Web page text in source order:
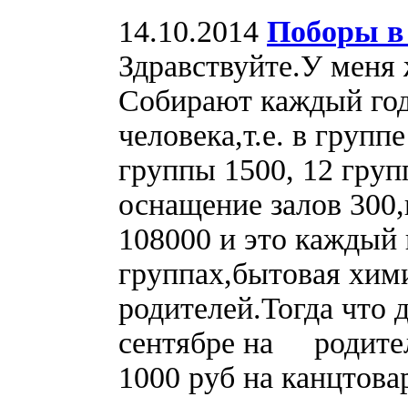
14.10.2014 Поборы в
Здравствуйте.У
Собирают каждый
человека,т.е. в
группы 1500, 12
оснащение залов
108000 и это
группах,бытовая
родителей.Тогда что
сентябре на
1000 руб на